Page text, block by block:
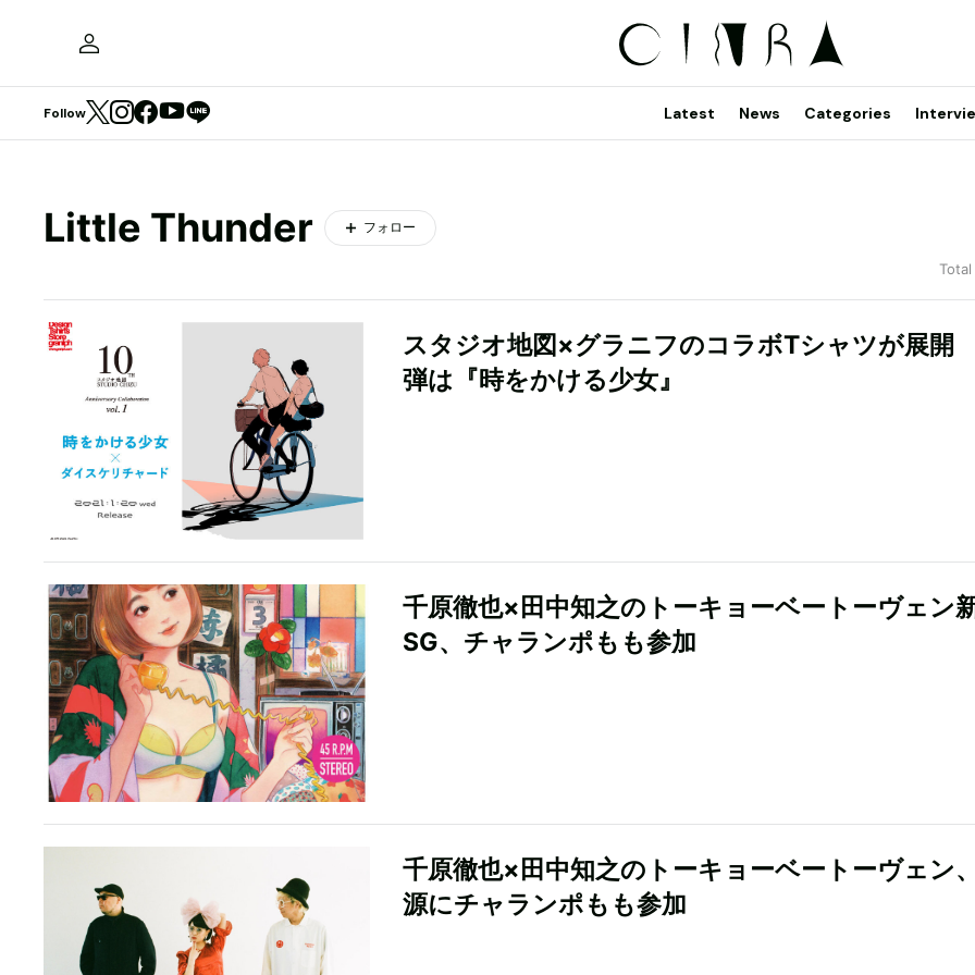
Follow Latest News Categories
Little Thunder フォロー
スタジオ地図×グラニフのコラボTシャツが展開
弾は『時をかける少女』
千原徹也×田中知之のトーキョーベートーヴェン
SG、チャランポもも参加
千原徹也×田中知之のトーキョーベートーヴェン
源にチャランポもも参加